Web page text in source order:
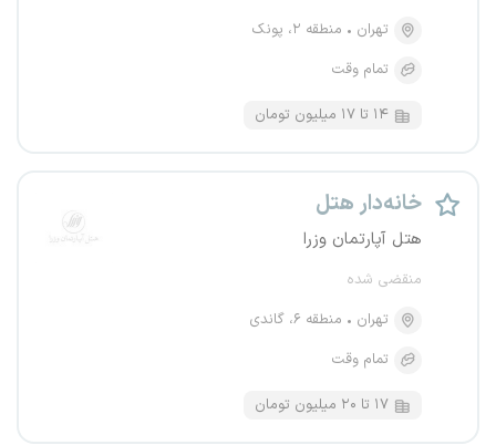
تهران
منطقه ۲، پونک
تمام وقت
۱۴ تا ۱۷ میلیون تومان
خانه‌دار هتل
هتل آپارتمان وزرا
منقضی شده
تهران
منطقه ۶، گاندی
تمام وقت
۱۷ تا ۲۰ میلیون تومان